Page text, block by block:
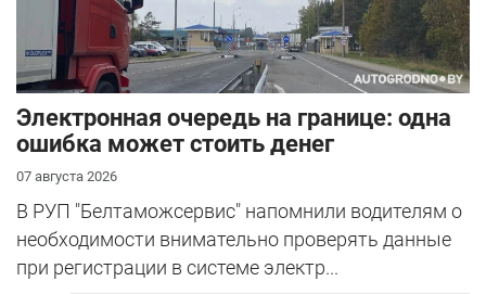
Электронная очередь на границе: одна
ошибка может стоить денег
07 августа 2026
В РУП "Белтаможсервис" напомнили водителям о
необходимости внимательно проверять данные
при регистрации в системе электр...